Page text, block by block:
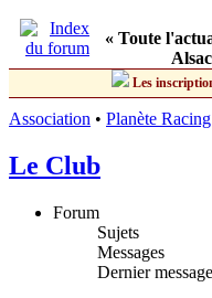
« Toute
Les
Association • Planète Racing
Le Club
Forum
Sujets
Messages
Dernier message